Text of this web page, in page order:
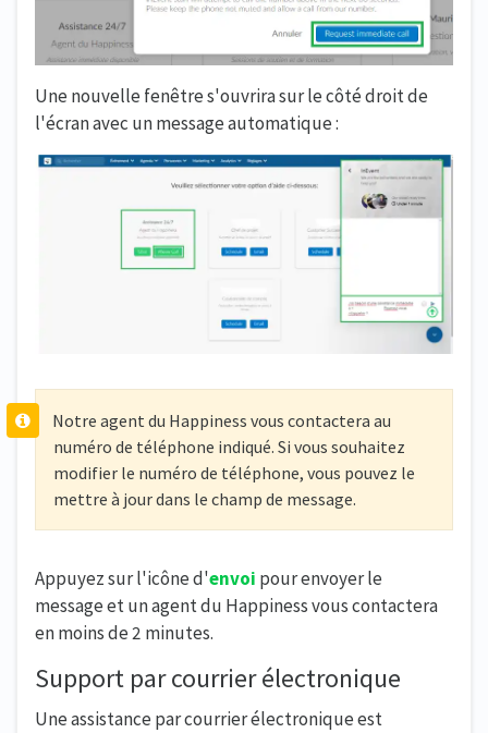
Une nouvelle fenêtre s'ouvrira sur le côté droit de
l'écran avec un message automatique :
Notre agent du Happiness vous contactera au
numéro de téléphone indiqué. Si vous souhaitez
modifier le numéro de téléphone, vous pouvez le
mettre à jour dans le champ de message.
Appuyez sur l'icône d'envoi pour envoyer le
message et un agent du Happiness vous contactera
en moins de 2 minutes.
Support par courrier électronique
Une assistance par courrier électronique est